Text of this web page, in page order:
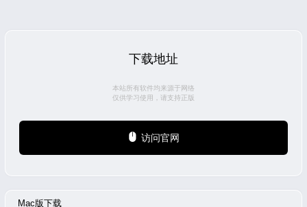
下载地址
本站所有软件均来源于网络
仅供学习使用，请支持正版
访问官网
Mac版下载